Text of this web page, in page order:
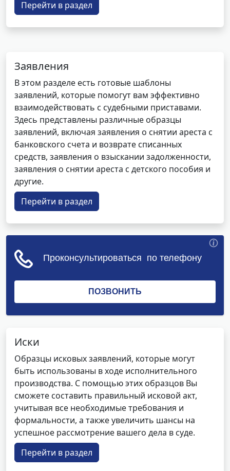
Перейти в раздел
Заявления
В этом разделе есть готовые шаблоны
заявлений, которые помогут вам эффективно
взаимодействовать с судебными приставами.
Здесь представлены различные образцы
заявлений, включая заявления о снятии ареста с
банковского счета и возврате списанных
средств, заявления о взыскании задолженности,
заявления о снятии ареста с детского пособия и
другие.
Перейти в раздел
Иски
Образцы исковых заявлений, которые могут
быть использованы в ходе исполнительного
производства. С помощью этих образцов Вы
сможете составить правильный исковой акт,
учитывая все необходимые требования и
формальности, а также увеличить шансы на
успешное рассмотрение вашего дела в суде.
Перейти в раздел